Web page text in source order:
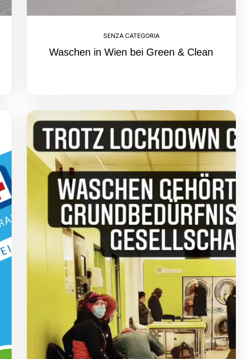
SENZA CATEGORIA
Waschen in Wien bei Green & Clean